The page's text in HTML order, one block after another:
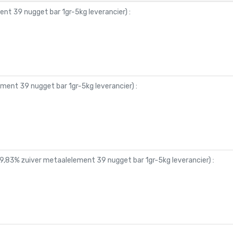
39 nugget bar 1gr-5kg leverancier) :
39 nugget bar 1gr-5kg leverancier) :
zuiver metaalelement 39 nugget bar 1gr-5kg leverancier) :